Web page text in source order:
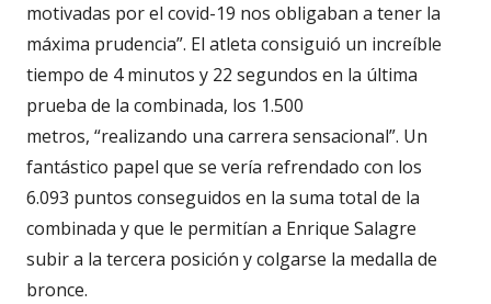
motivadas por el covid-19 nos obligaban a tener la
máxima prudencia”. El atleta consiguió un increíble
tiempo de 4 minutos y 22 segundos en la última
prueba de la combinada, los 1.500
metros, “realizando una carrera sensacional”. Un
fantástico papel que se vería refrendado con los
6.093 puntos conseguidos en la suma total de la
combinada y que le permitían a Enrique Salagre
subir a la tercera posición y colgarse la medalla de
bronce.